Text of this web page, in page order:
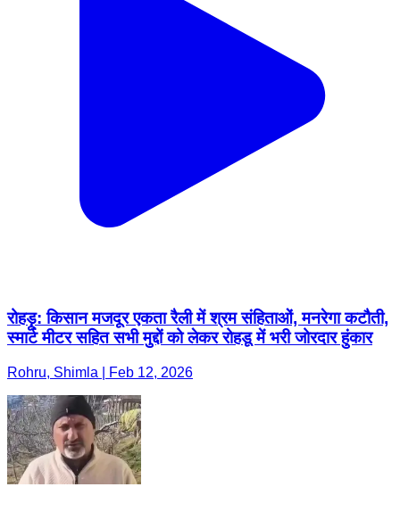
रोहड़ू: किसान मजदूर एकता रैली में श्रम संहिताओं, मनरेगा कटौती,
स्मार्ट मीटर सहित सभी मुद्दों को लेकर रोहडू में भरी जोरदार हुंकार
Rohru, Shimla | Feb 12, 2026